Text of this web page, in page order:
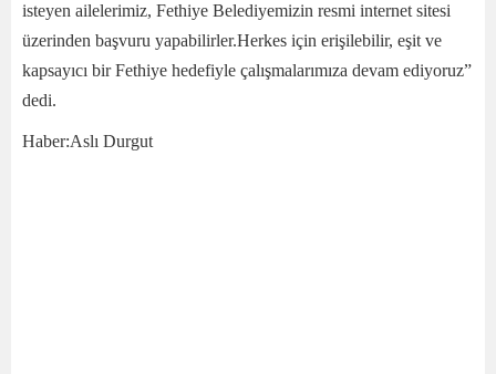
isteyen ailelerimiz, Fethiye Belediyemizin resmi internet sitesi
üzerinden başvuru yapabilirler.Herkes için erişilebilir, eşit ve
kapsayıcı bir Fethiye hedefiyle çalışmalarımıza devam ediyoruz”
dedi.
Haber:Aslı Durgut